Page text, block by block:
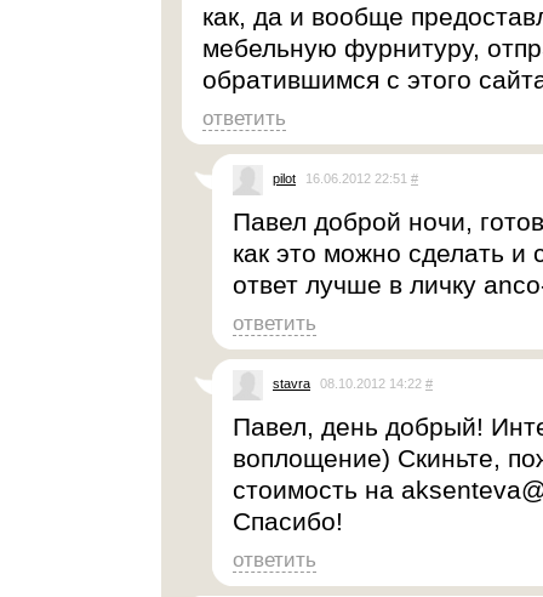
как, да и вообще
мебельную фурнитуру,
обратившимся с этого
ответить
pilot 16.06.2012 22:51 #
Павел доброй ночи,
как это можно сделать и
ответ лучше в личку
ответить
stavra 08.10.2012 14:22 #
Павел, день добрый!
воплощение) Скиньте,
стоимость на
Спасибо!
ответить